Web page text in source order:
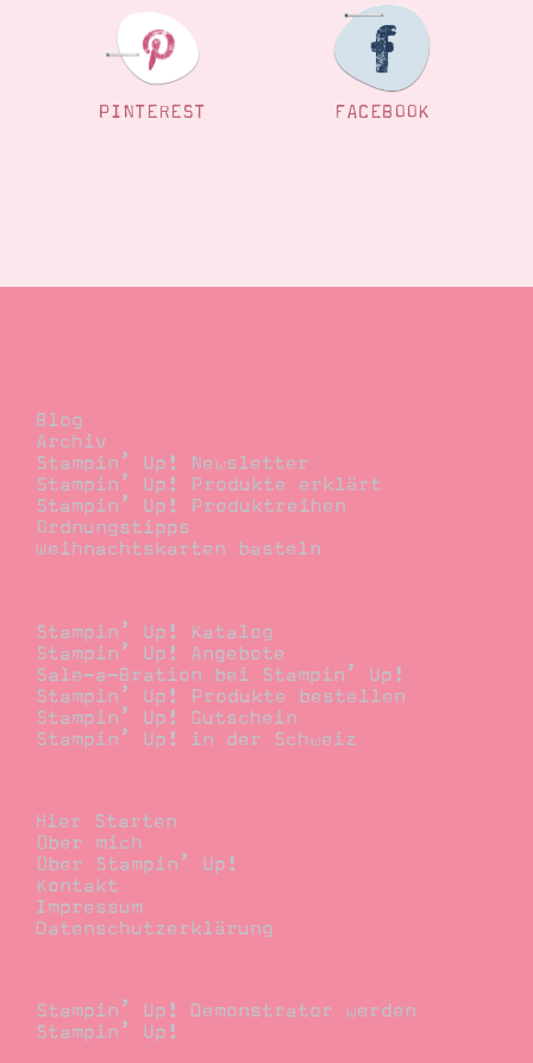
PINTEREST FACEBOOK
Blog
Archiv
Stampin’ Up! Newsletter
Stampin’ Up! Produkte erklärt
Stampin’ Up! Produktreihen
Ordnungstipps
Weihnachtskarten basteln
Stampin’ Up! Katalog
Stampin’ Up! Angebote
Sale-a-Bration bei Stampin’ Up!
Stampin’ Up! Produkte bestellen
Stampin’ Up! Gutschein
Stampin’ Up! in der Schweiz
Hier Starten
Über mich
Über Stampin’ Up!
Kontakt
Impressum
Datenschutzerklärung
Stampin’ Up! Demonstrator werden
Stampin’ Up!